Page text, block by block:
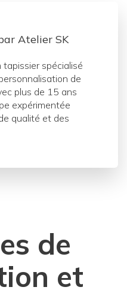
Atelier SK
spécialisé
de
plus de 15 ans
expérimentée
qualité et des
de
et